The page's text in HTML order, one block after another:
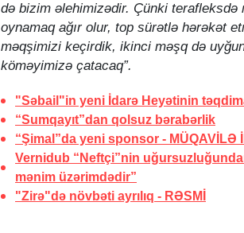
də bizim əlehimizədir. Çünki
oynamaq ağır olur, top sürətlə hərəkət
məqşimizi keçirdik, ikinci məşq də
köməyimizə çatacaq”.
"Səbail"in yeni İdarə Heyətinin
“Sumqayıt”dan qolsuz bərabərlik
“Şimal”da yeni sponsor - MÜQAVİLƏ
Vernidub “Neftçi”nin
mənim üzərimdədir”
"Zirə"də növbəti ayrılıq - RƏSMİ